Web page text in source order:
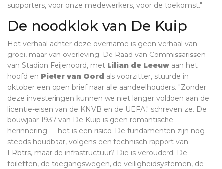
supporters, voor onze medewerkers, voor de toekomst."
De noodklok van De Kuip
Het verhaal achter deze overname is geen verhaal van
groei, maar van overleving. De Raad van Commissarissen
van Stadion Feijenoord, met Lilian de Leeuw aan het
hoofd en Pieter van Oord als voorzitter, stuurde in
oktober een open brief naar alle aandeelhouders. "Zonder
deze investeringen kunnen we niet langer voldoen aan de
licentie-eisen van de KNVB en de UEFA," schreven ze. De
bouwjaar 1937 van De Kuip is geen romantische
herinnering — het is een risico. De fundamenten zijn nog
steeds houdbaar, volgens een technisch rapport van
FRbtrs, maar de infrastructuur? Die is verouderd. De
toiletten, de toegangswegen, de veiligheidsystemen, de